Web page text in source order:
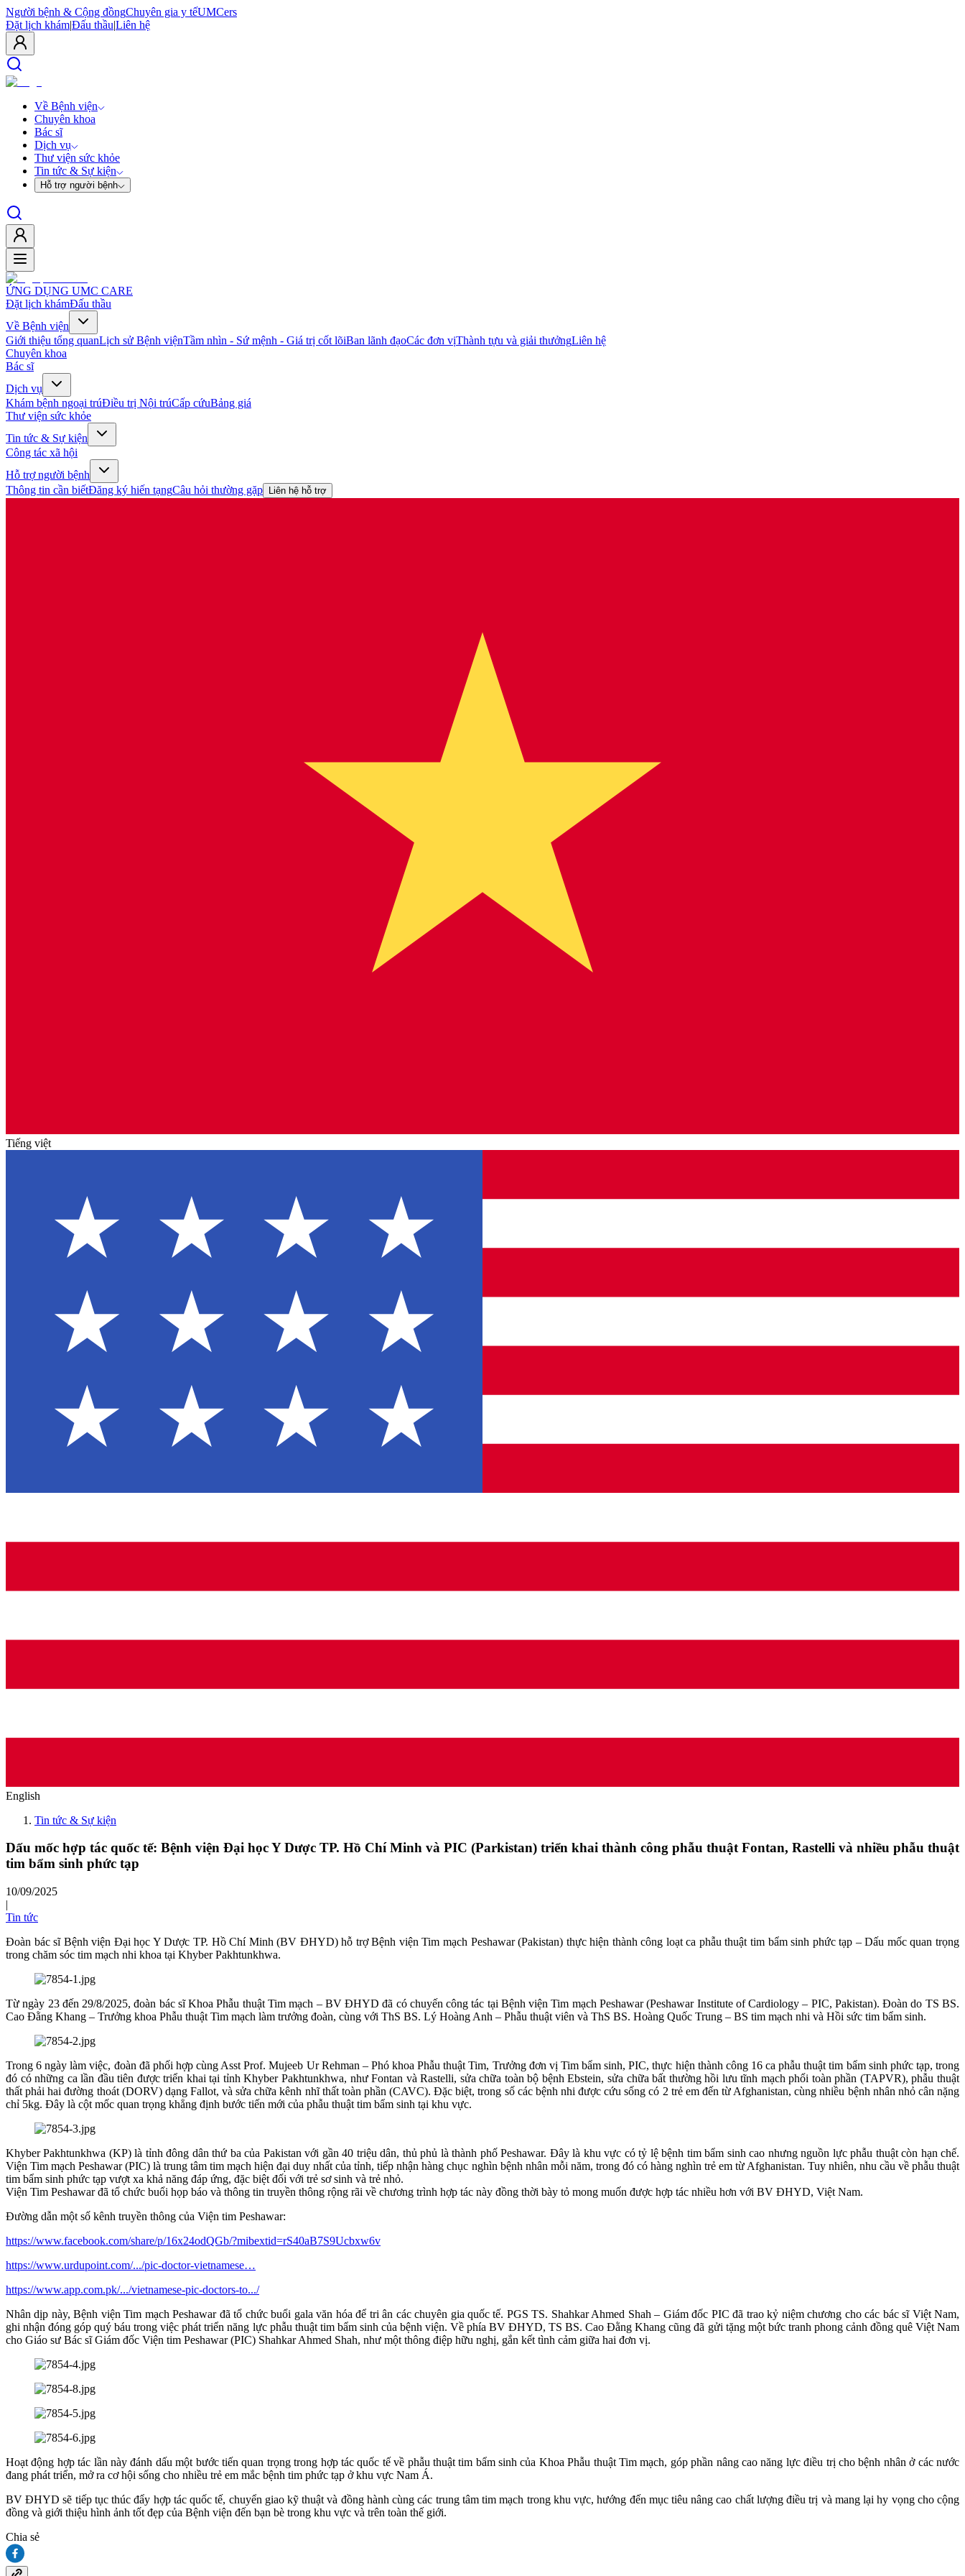
Người bệnh & Cộng đồngChuyên gia y tếUMCers
Đặt lịch khám|Đấu thầu|Liên hệ
Về Bệnh viện
Chuyên khoa
Bác sĩ
Dịch vụ
Thư viện sức khỏe
Tin tức & Sự kiện
Hỗ trợ người bệnh
ỨNG DỤNG UMC CARE
Đặt lịch khámĐấu thầu
Về Bệnh viện
Giới thiệu tổng quanLịch sử Bệnh việnTầm nhìn - Sứ mệnh - Giá trị cốt lõiBan lãnh đạoCác đơn vịThành tựu và giải thưởngLiên hệ
Chuyên khoa
Bác sĩ
Dịch vụ
Khám bệnh ngoại trúĐiều trị Nội trúCấp cứuBảng giá
Thư viện sức khỏe
Tin tức & Sự kiện
Công tác xã hội
Hỗ trợ người bệnh
Thông tin cần biếtĐăng ký hiến tạngCâu hỏi thường gặp Liên hệ hỗ trợ
Tiếng việt
English
Tin tức & Sự kiện
Dấu mốc hợp tác quốc tế: Bệnh viện Đại học Y Dược TP. Hồ Chí Minh và PIC (Parkistan) triển khai thành công phẫu thuật Fontan, Rastelli và nhiều phẫu thuật
tim bẩm sinh phức tạp
10/09/2025
|
Tin tức
Đoàn bác sĩ Bệnh viện Đại học Y Dược TP. Hồ Chí Minh (BV ĐHYD) hỗ trợ Bệnh viện Tim mạch Peshawar (Pakistan) thực hiện thành công loạt ca phẫu thuật tim bẩm sinh phức tạp – Dấu mốc quan trọng
trong chăm sóc tim mạch nhi khoa tại Khyber Pakhtunkhwa.
Từ ngày 23 đến 29/8/2025, đoàn bác sĩ Khoa Phẫu thuật Tim mạch – BV ĐHYD đã có chuyến công tác tại Bệnh viện Tim mạch Peshawar (Peshawar Institute of Cardiology – PIC, Pakistan). Đoàn do TS BS.
Cao Đằng Khang – Trưởng khoa Phẫu thuật Tim mạch làm trưởng đoàn, cùng với ThS BS. Lý Hoàng Anh – Phẫu thuật viên và ThS BS. Hoàng Quốc Trung – BS tim mạch nhi và Hồi sức tim bẩm sinh.
Trong 6 ngày làm việc, đoàn đã phối hợp cùng Asst Prof. Mujeeb Ur Rehman – Phó khoa Phẫu thuật Tim, Trưởng đơn vị Tim bẩm sinh, PIC, thực hiện thành công 16 ca phẫu thuật tim bẩm sinh phức tạp, trong
đó có những ca lần đầu tiên được triển khai tại tỉnh Khyber Pakhtunkhwa, như Fontan và Rastelli, sửa chữa toàn bộ bệnh Ebstein, sửa chữa bất thường hồi lưu tĩnh mạch phổi toàn phần (TAPVR), phẫu thuật
thất phải hai đường thoát (DORV) dạng Fallot, và sửa chữa kênh nhĩ thất toàn phần (CAVC). Đặc biệt, trong số các bệnh nhi được cứu sống có 2 trẻ em đến từ Afghanistan, cùng nhiều bệnh nhân nhỏ cân nặng
chỉ 5kg. Đây là cột mốc quan trọng khẳng định bước tiến mới của phẫu thuật tim bẩm sinh tại khu vực.
Khyber Pakhtunkhwa (KP) là tỉnh đông dân thứ ba của Pakistan với gần 40 triệu dân, thủ phủ là thành phố Peshawar. Đây là khu vực có tỷ lệ bệnh tim bẩm sinh cao nhưng nguồn lực phẫu thuật còn hạn chế.
Viện Tim mạch Peshawar (PIC) là trung tâm tim mạch hiện đại duy nhất của tỉnh, tiếp nhận hàng chục nghìn bệnh nhân mỗi năm, trong đó có hàng nghìn trẻ em từ Afghanistan. Tuy nhiên, nhu cầu về phẫu thuật
tim bẩm sinh phức tạp vượt xa khả năng đáp ứng, đặc biệt đối với trẻ sơ sinh và trẻ nhỏ.
Viện Tim Peshawar đã tổ chức buổi họp báo và thông tin truyền thông rộng rãi về chương trình hợp tác này đồng thời bày tỏ mong muốn được hợp tác nhiều hơn với BV ĐHYD, Việt Nam.
Đường dẫn một số kênh truyền thông của Viện tim Peshawar:
https://www.facebook.com/share/p/16x24odQGb/?mibextid=rS40aB7S9Ucbxw6v
https://www.urdupoint.com/.../pic-doctor-vietnamese…
https://www.app.com.pk/.../vietnamese-pic-doctors-to.../
Nhân dịp này, Bệnh viện Tim mạch Peshawar đã tổ chức buổi gala văn hóa để tri ân các chuyên gia quốc tế. PGS TS. Shahkar Ahmed Shah – Giám đốc PIC đã trao kỷ niệm chương cho các bác sĩ Việt Nam,
ghi nhận đóng góp quý báu trong việc phát triển năng lực phẫu thuật tim bẩm sinh của bệnh viện. Về phía BV ĐHYD, TS BS. Cao Đằng Khang cũng đã gửi tặng một bức tranh phong cảnh đồng quê Việt Nam
cho Giáo sư Bác sĩ Giám đốc Viện tim Peshawar (PIC) Shahkar Ahmed Shah, như một thông điệp hữu nghị, gắn kết tình cảm giữa hai đơn vị.
Hoạt động hợp tác lần này đánh dấu một bước tiến quan trọng trong hợp tác quốc tế về phẫu thuật tim bẩm sinh của Khoa Phẫu thuật Tim mạch, góp phần nâng cao năng lực điều trị cho bệnh nhân ở các nước
đang phát triển, mở ra cơ hội sống cho nhiều trẻ em mắc bệnh tim phức tạp ở khu vực Nam Á.
BV ĐHYD sẽ tiếp tục thúc đẩy hợp tác quốc tế, chuyển giao kỹ thuật và đồng hành cùng các trung tâm tim mạch trong khu vực, hướng đến mục tiêu nâng cao chất lượng điều trị và mang lại hy vọng cho cộng
đồng và giới thiệu hình ảnh tốt đẹp của Bệnh viện đến bạn bè trong khu vực và trên toàn thế giới.
Chia sẻ